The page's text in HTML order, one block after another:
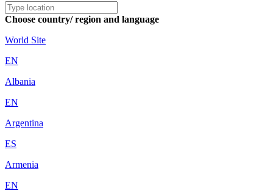
Choose country/ region and language
World Site
EN
Albania
EN
Argentina
ES
Armenia
EN